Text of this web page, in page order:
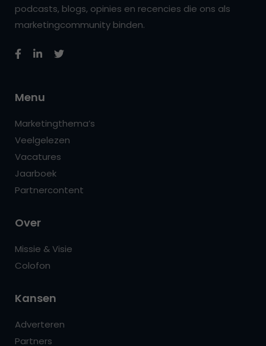
podcasts, blogs, opinies en recencies die ons als
marketingcommunity binden.
Menu
Marketingthema’s
Veelgelezen
Vacatures
Jaarboek
Partnercontent
Over
Missie & Visie
Colofon
Kansen
Adverteren
Partners